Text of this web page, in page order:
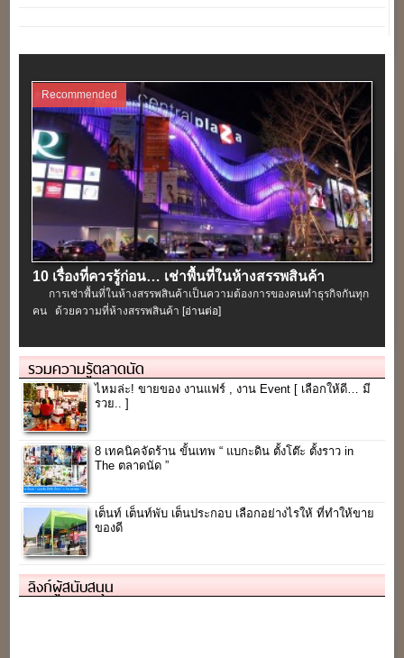
Recommended
10 เรื่องที่ควรรู้ก่อน… เช่าพื้นที่ในห้างสรรพสินค้า
การเช่าพื้นที่ในห้างสรรพสินค้าเป็นความต้องการของคนทำธุรกิจกันทุก
คน ด้วยความที่ห้างสรรพสินค้า[อ่านต่อ]
รวมความรู้ตลาดนัด
ไหมล่ะ! ขายของ งานแฟร์ , งาน Event [ เลือกให้ดี… มี
รวย.. ]
8 เทคนิคจัดร้าน ขั้นเทพ “ แบกะดิน ตั้งโต๊ะ ตั้งราว in
The ตลาดนัด ”
เต็นท์ เต็นท์พับ เต็นประกอบ เลือกอย่างไรให้ ที่ทำให้ขาย
ของดี
ลิงก์ผู้สนับสนุน